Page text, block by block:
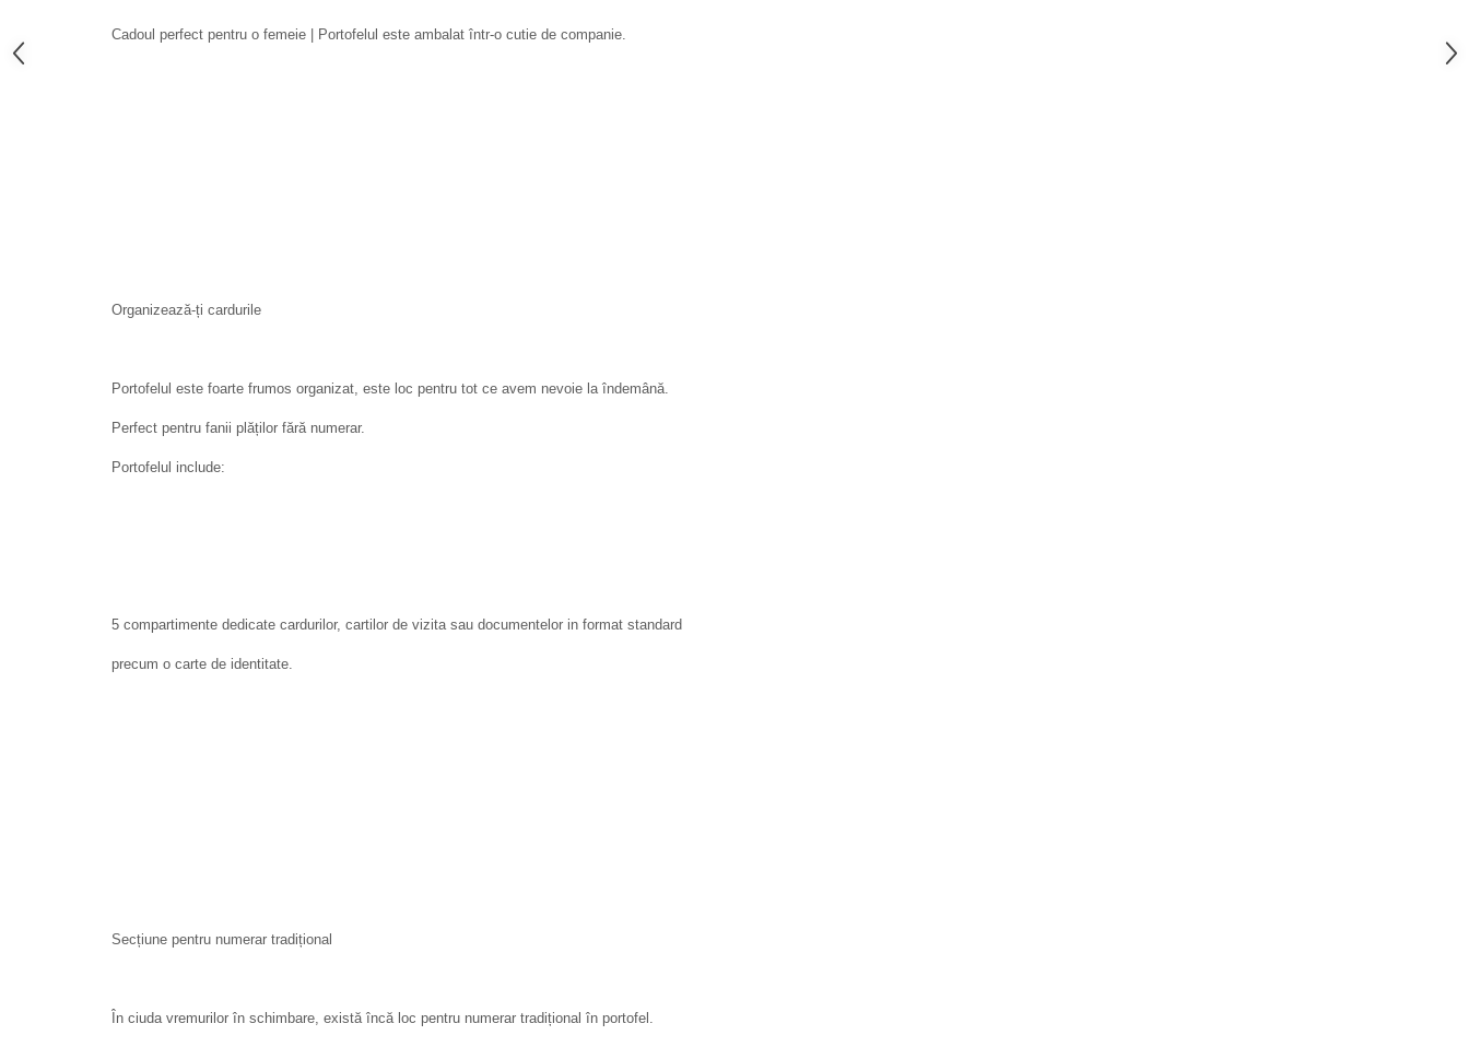
Cadoul perfect pentru o femeie | Portofelul este ambalat într-o cutie de companie.
Organizează-ți cardurile
Portofelul este foarte frumos organizat, este loc pentru tot ce avem nevoie la îndemână.
Perfect pentru fanii plăților fără numerar.
Portofelul include:
5 compartimente dedicate cardurilor, cartilor de vizita sau documentelor in format standard
precum o carte de identitate.
Secțiune pentru numerar tradițional
În ciuda vremurilor în schimbare, există încă loc pentru numerar tradițional în portofel.